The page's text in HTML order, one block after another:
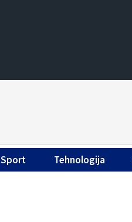
Sport Tehnologija